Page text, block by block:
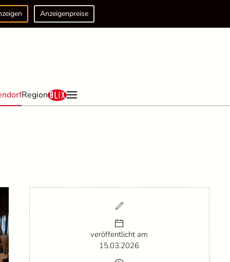
Anzeigenpreise
Region
veröffentlicht am
15.03.2026